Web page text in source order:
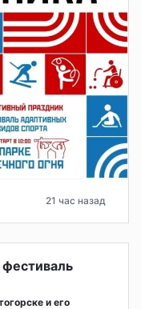
21 час назад
фестиваль
и его